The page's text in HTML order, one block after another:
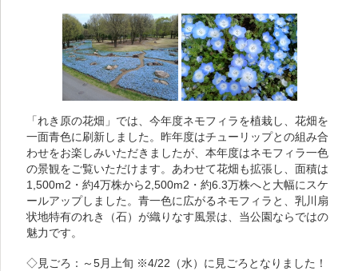
「れき原の花畑」では、今年度ネモフィラを植栽し、花畑を
一面青色に刷新しました。昨年度はチューリップとの組み合
わせをお楽しみいただきましたが、本年度はネモフィラ一色
の景観をご覧いただけます。あわせて花畑も拡張し、面積は
1,500m2・約4万株から2,500m2・約6.3万株へと大幅にスケ
ールアップしました。青一色に広がるネモフィラと、乳川扇
状地特有のれき（石）が織りなす風景は、当公園ならではの
魅力です。
◇見ごろ：～5月上旬 ※4/22（水）に見ごろとなりました！